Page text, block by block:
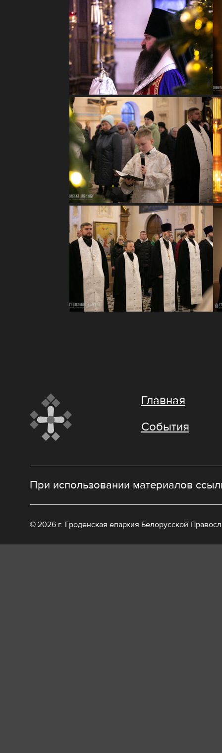
Главная
События
При использовании материалов
© 2026 г. Гроденская епархия Белорусской